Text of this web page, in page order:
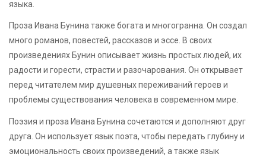
языка.
Проза Ивана Бунина также богата и многогранна. Он создал
много романов, повестей, рассказов и эссе. В своих
произведениях Бунин описывает жизнь простых людей, их
радости и горести, страсти и разочарования. Он открывает
перед читателем мир душевных переживаний героев и
проблемы существования человека в современном мире.
Поэзия и проза Ивана Бунина сочетаются и дополняют друг
друга. Он использует язык поэта, чтобы передать глубину и
эмоциональность своих произведений, а также язык